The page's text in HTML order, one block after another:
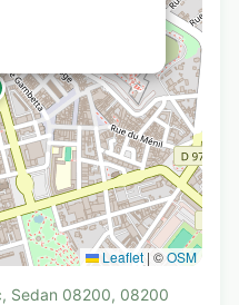
Leaflet | ©OSM
Sedan 08200, 08200